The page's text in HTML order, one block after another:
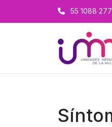
55 1088